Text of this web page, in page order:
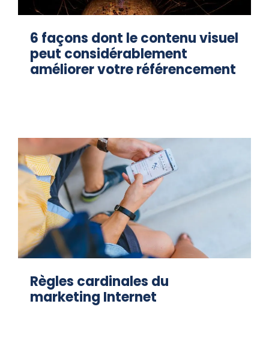
6 façons dont le contenu visuel
peut considérablement
améliorer votre référencement
Règles cardinales du
marketing Internet